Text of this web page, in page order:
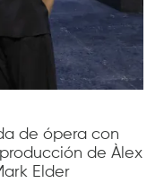
de ópera con
de Àlex
Elder